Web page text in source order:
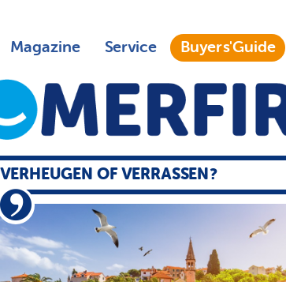
Magazine Service Buyers'Guide
VERHEUGEN OF VERRASSEN?